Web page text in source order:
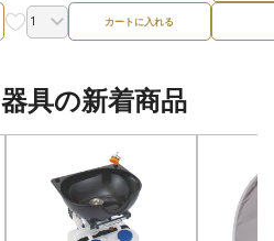
カートに入れる
具の新着商品